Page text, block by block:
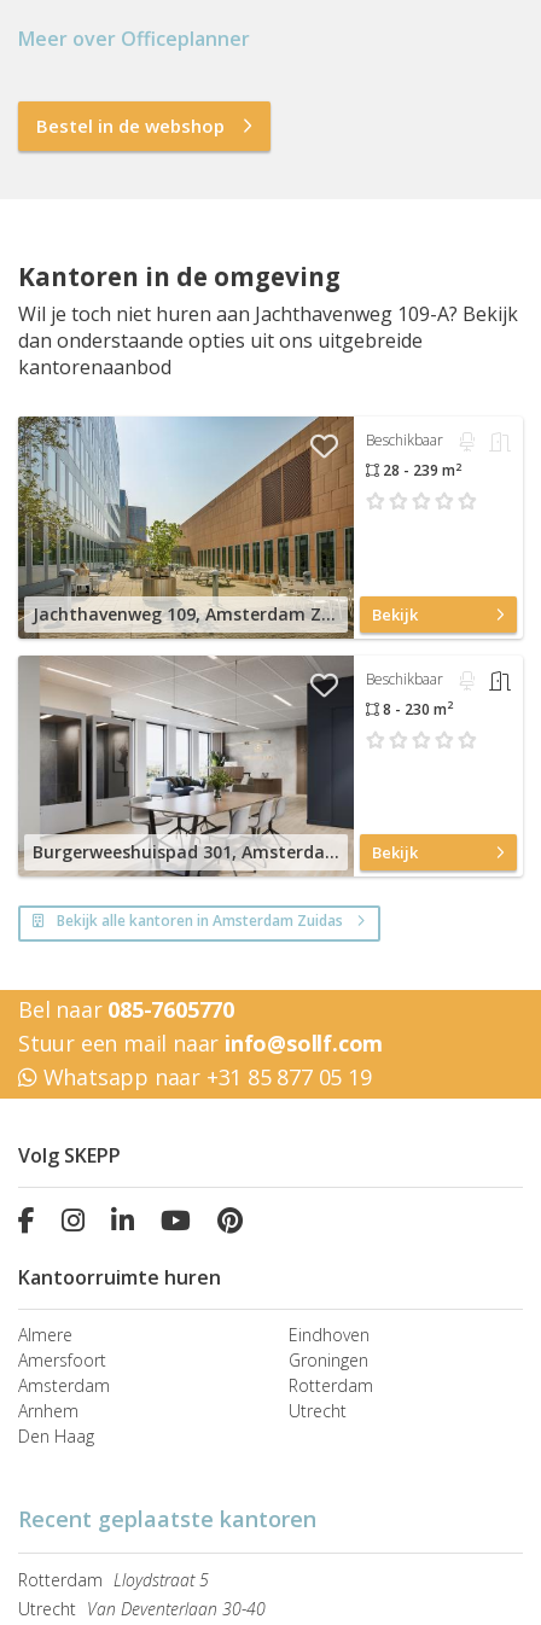
Meer over Officeplanner
Bestel in de webshop
Kantoren in de omgeving
Wil je toch niet huren aan Jachthavenweg 109-A? Bekijk
dan onderstaande opties uit ons uitgebreide
kantorenaanbod
Jachthavenweg 109, Amsterdam Zuidas
Beschikbaar
28 - 239 m2
Bekijk
Burgerweeshuispad 301, Amsterdam Zuidas
Beschikbaar
8 - 230 m2
Bekijk
Bekijk alle kantoren in Amsterdam Zuidas
Bel naar 085-7605770
Stuur een mail naar info@sollf.com
Whatsapp naar +31 85 877 05 19
Volg SKEPP
Kantoorruimte huren
Almere
Amersfoort
Amsterdam
Arnhem
Den Haag
Eindhoven
Groningen
Rotterdam
Utrecht
Recent geplaatste kantoren
Rotterdam Lloydstraat 5
Utrecht Van Deventerlaan 30-40